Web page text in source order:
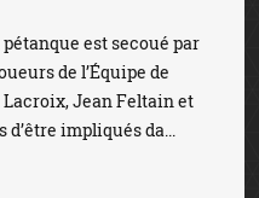
est secoué par
de l’Équipe de
Jean Feltain et
impliqués da...